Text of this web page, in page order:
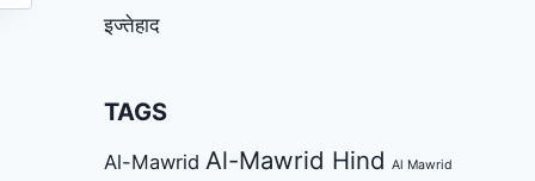
इज्तेहाद
TAGS
Al-Mawrid Al-Mawrid Hind Al Mawrid